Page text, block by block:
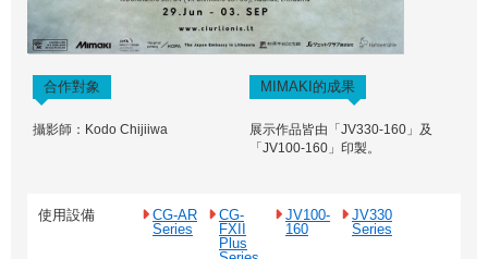
合作對象 MIMAKI的成果
攝影師：Kodo Chijiiwa
展示作品皆由「JV330-160」及
「JV100-160」印製。
使用設備
CG-AR
Series
CG-
FXII
Plus
JV100-
160
JV330
Series